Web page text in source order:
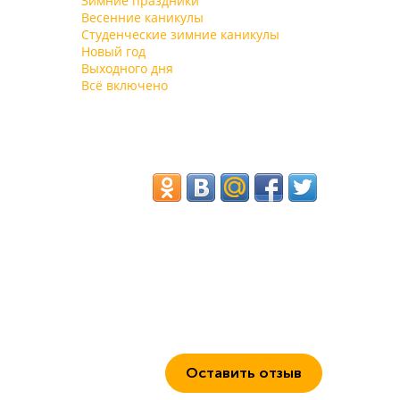
мероприятия, скрашивая досуг отдыхающих.
Библиотека, танцевальный зал и бильярдная
работают круглогодично.
Весенние каникулы
Студенческие зимние каникулы
Новый год
Выходного дня
Всё включено
Оставить отзыв